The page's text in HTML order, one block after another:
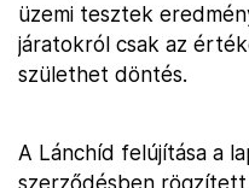
üzemi tesztek
járatokról csak az
születhet döntés.
A Lánchíd felújítása a
szerződésben